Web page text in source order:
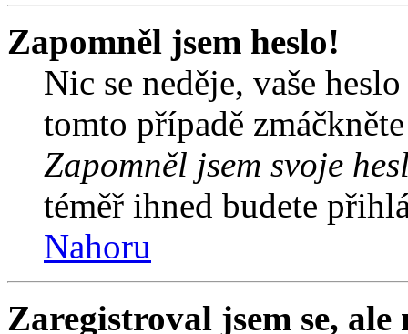
Zapomněl jsem heslo!
Nic se neděje, vaše
tomto případě
Zapomněl jsem svoje
téměř ihned budete
Nahoru
Zaregistroval jsem se,